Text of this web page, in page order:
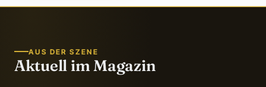
AUS DER SZENE
Aktuell im Magazin